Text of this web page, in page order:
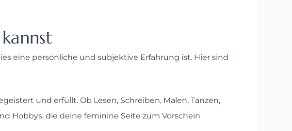
eine persönliche und subjektive Erfahrung ist. Hier sind
und erfüllt. Ob Lesen, Schreiben, Malen, Tanzen,
Hobbys, die deine feminine Seite zum Vorschein